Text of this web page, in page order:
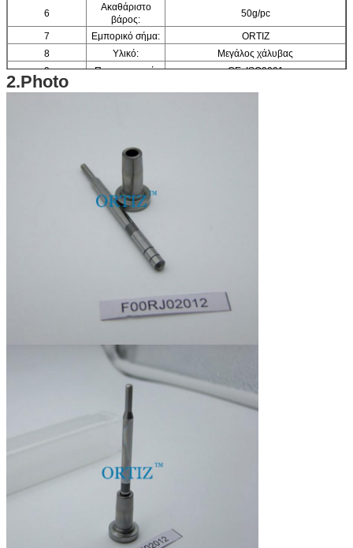
6
Ακαθάριστο
βάρος:
50g/pc
7 Εμπορικό σήμα:
ORTIZ
8
Υλικό:
Μεγάλος χάλυβας
9
Πιστοποιητικό: CE, ISO9001
10 1 κομμάτι/κιβώτιο
Εξουσιοδότηση:
2.Photo